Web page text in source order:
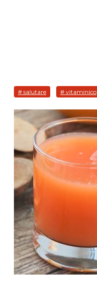
# salutare # vitaminico